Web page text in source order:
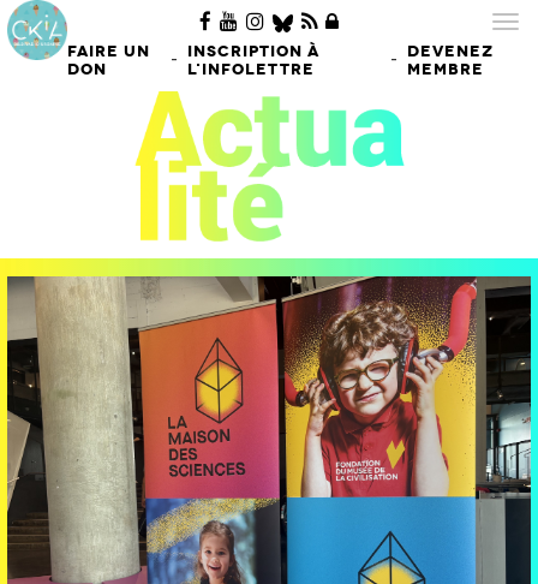
FAIRE UN
DON
- INSCRIPTION À
L'INFOLETTRE
- DEVENEZ
MEMBRE